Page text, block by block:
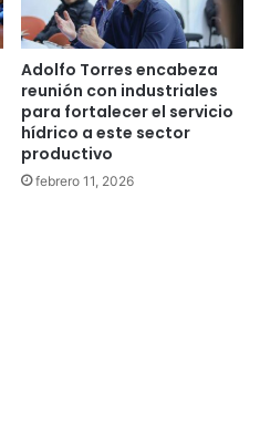
Adolfo Torres encabeza
reunión con industriales
para fortalecer el servicio
hídrico a este sector
productivo
febrero 11, 2026